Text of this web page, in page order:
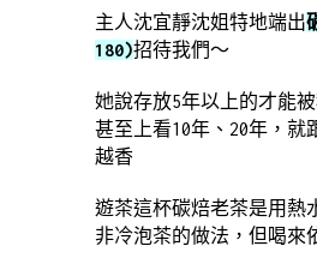
主人沈宜靜沈姐特地端出
180)招待我們～
她說存放5年以上的才能
甚至上看10年、20年，就
越香
遊茶這杯碳焙老茶是用熱
非冷泡茶的做法，但喝來